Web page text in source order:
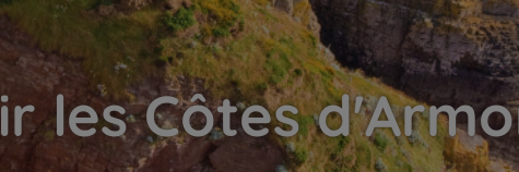
les Côtes